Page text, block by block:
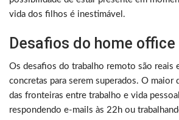
vida dos filhos é inestimável.
Desafios do home office
Os desafios do trabalho remoto são reais
concretas para serem superados. O maior
das fronteiras entre trabalho e vida
respondendo e-mails às 22h ou